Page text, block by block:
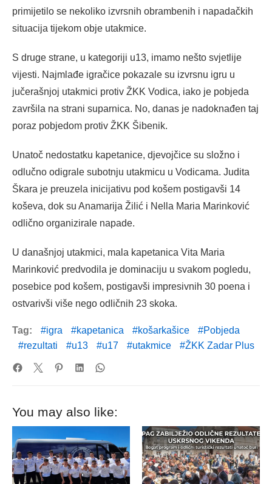
primijetilo se nekoliko izvrsnih obrambenih i napadačkih
situacija tijekom obje utakmice.
S druge strane, u kategoriji u13, imamo nešto svjetlije
vijesti. Najmlađe igračice pokazale su izvrsnu igru u
jučerašnjoj utakmici protiv ŽKK Vodica, iako je pobjeda
završila na strani suparnica. No, danas je nadoknađen taj
poraz pobjedom protiv ŽKK Šibenik.
Unatoč nedostatku kapetanice, djevojčice su složno i
odlučno odigrale subotnju utakmicu u Vodicama. Judita
Škara je preuzela inicijativu pod košem postigavši 14
koševa, dok su Anamarija Žilić i Nella Maria Marinković
odlično organizirale napade.
U današnjoj utakmici, mala kapetanica Vita Maria
Marinković predvodila je dominaciju u svakom pogledu,
posebice pod košem, postigavši impresivnih 30 poena i
ostvarivši više nego odličnih 23 skoka.
Tag: igra kapetanica košarkašice
Pobjeda
rezultati
u13 u17 utakmice ŽKK Zadar Plus
You may also like: